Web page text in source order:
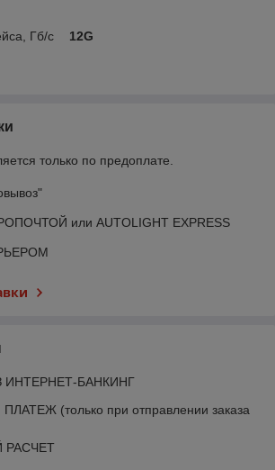
Гб/с 12G
только по предоплате.
или AUTOLIGHT EXPRESS
ИНТЕРНЕТ-БАНКИНГ
(только при отправлении заказа
РАСЧЕТ